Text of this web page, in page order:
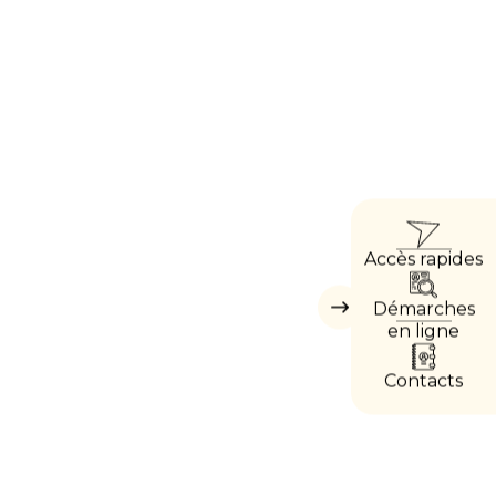
Masquer
Accès rapides
Démarches
en ligne
Contacts